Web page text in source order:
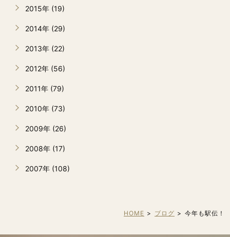
2015年 (19)
2014年 (29)
2013年 (22)
2012年 (56)
2011年 (79)
2010年 (73)
2009年 (26)
2008年 (17)
2007年 (108)
HOME ブログ 今年も駅伝！